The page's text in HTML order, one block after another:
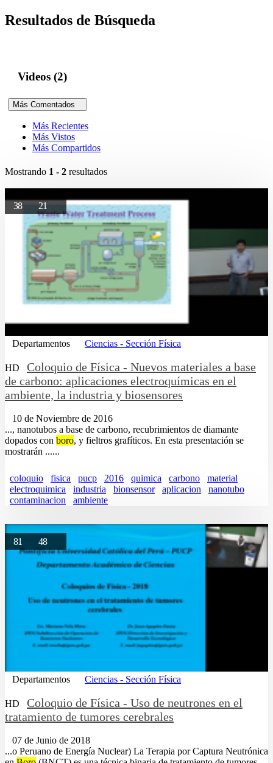
Resultados de Búsqueda
Videos (2)
Más Comentados
Más Recientes
Más Vistos
Más Compartidos
Mostrando 1 - 2 resultados
3821
Departamentos Ciencias - Sección Física
HD
Coloquio de Física - Nuevos materiales a base
de carbono: aplicaciones electroquímicas en el
ambiente, la industria y biosensores
10 de Noviembre de 2016
..., nanotubos a base de carbono, recubrimientos de diamante
dopados con boro, y fieltros grafíticos. En esta presentación se
mostrarán ......
coloquio fisica pucp 2016 quimica carbono
material
electroquimica
industria bionsensor aplicacion
nanotubo
contaminacion
ambiente
81 48
Departamentos Ciencias - Sección Física
HD
Coloquio de Física - Uso de neutrones en el
tratamiento de tumores cerebrales
07 de Junio de 2018
...o Peruano de Energía Nuclear) La Terapia por Captura Neutrónica